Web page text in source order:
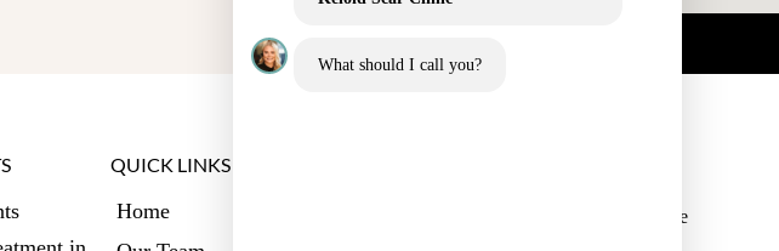
QUICK LINKS
Home
Sign up for our newsletter to receive the
What should I call you?